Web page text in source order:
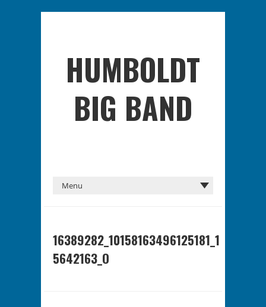
HUMBOLDT
BIG BAND
16389282_10158163496125181_1
5642163_O